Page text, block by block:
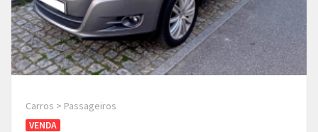
Carros > Passageiros
VENDA